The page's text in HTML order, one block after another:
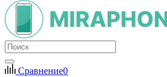
Сравнение0